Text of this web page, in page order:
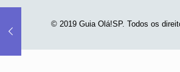
© 2019 Guia Olá!SP. Todos os